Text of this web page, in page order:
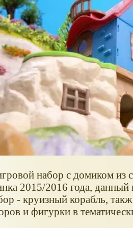
набор с домиком
2015/2016 года,
- круизный корабль,
и фигурки в